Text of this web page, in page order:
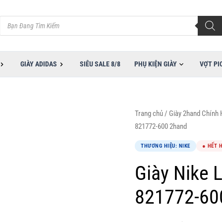
Tìm
kiếm
sản
GIÀY ADIDAS SIÊU SALE 8/8 PHỤ KIỆN GIÀY VỢT
Trang chủ/ Giày 2hand Chính
821772-600 2hand
THƯƠNG HIỆU: NIKE ● HẾT
Giày Nike
821772-